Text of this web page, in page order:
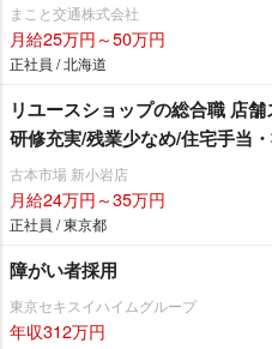
まこと交通株式会社
月給25万円～50万円
正社員 / 北海道
リユースショップの総合職 店
研修充実/残業少なめ/住宅手当
古本市場 新小岩店
月給24万円～35万円
正社員 / 東京都
障がい者採用
東京セキスイハイムグループ
年収312万円